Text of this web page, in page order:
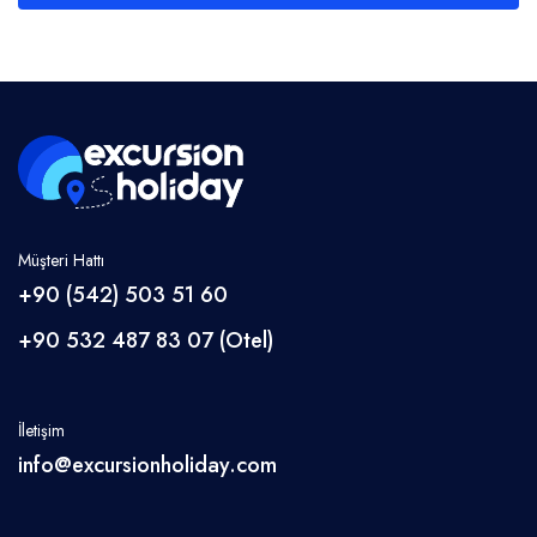
Müşteri Hattı
+90 (542) 503 51 60
+90 532 487 83 07 (Otel)
İletişim
info@excursionholiday.com